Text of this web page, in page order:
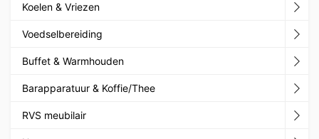
Koelen & Vriezen
Voedselbereiding
Buffet & Warmhouden
Barapparatuur & Koffie/Thee
RVS meubilair